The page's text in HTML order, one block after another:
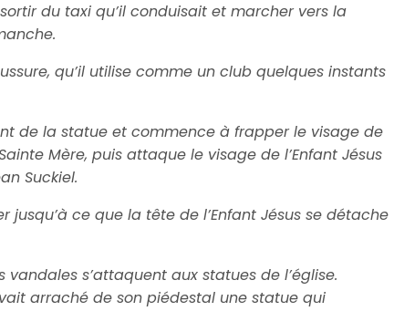
du taxi qu’il conduisait et marcher vers la
qu’il utilise comme un club quelques instants
de la statue et commence à frapper le visage de
Mère, puis attaque le visage de l’Enfant Jésus
Suckiel.
jusqu’à ce que la tête de l’Enfant Jésus se détache
vandales s’attaquent aux statues de l’église.
arraché de son piédestal une statue qui